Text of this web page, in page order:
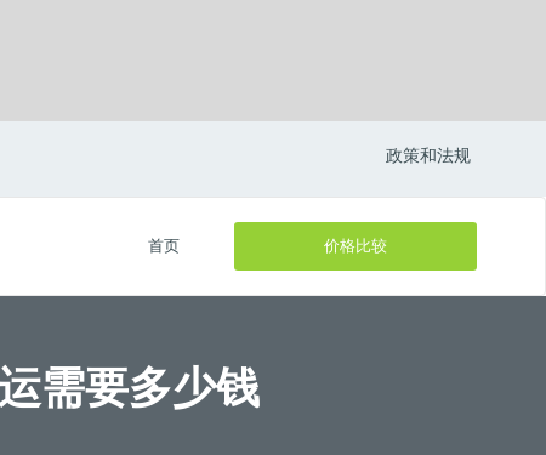
政策和法规
价格比较
首页
需要多少钱